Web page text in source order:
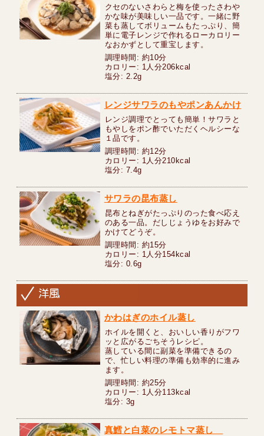
クセのないさわらと梅を使ったさわや
かな味が美味しい一品です。一緒に野
菜も蒸してボリュームもたっぷり、簡
単に電子レンジで作れるローカロリー
なおかずとして重宝します。
調理時間: 約10分
カロリー: 1人分206kcal
塩分: 2.2g
レンジサワラのもやポンあんかけ
レンジ調理でとっても簡単！サワラと
もやしをポン酢でいただくヘルシーな
１品です。
調理時間: 約12分
カロリー: 1人分210kcal
塩分: 7.4g
サワラの昆布蒸し
昆布とねぎがたっぷりのった食べ応え
のある一品。だしじょうゆをお好みで
かけてどうぞ。
調理時間: 約15分
カロリー: 1人分154kcal
塩分: 0.6g
かわはぎのホイル蒸し
ホイルを開くと、おいしい香りがフワ
ッと広がるごちそうレシピ。
蒸している間に副菜を準備できるの
で、忙しい料理の準備も効率的に進み
ます。
調理時間: 約25分
カロリー: 1人分113kcal
塩分: 3g
真鱈と白菜のレモトマ蒸し